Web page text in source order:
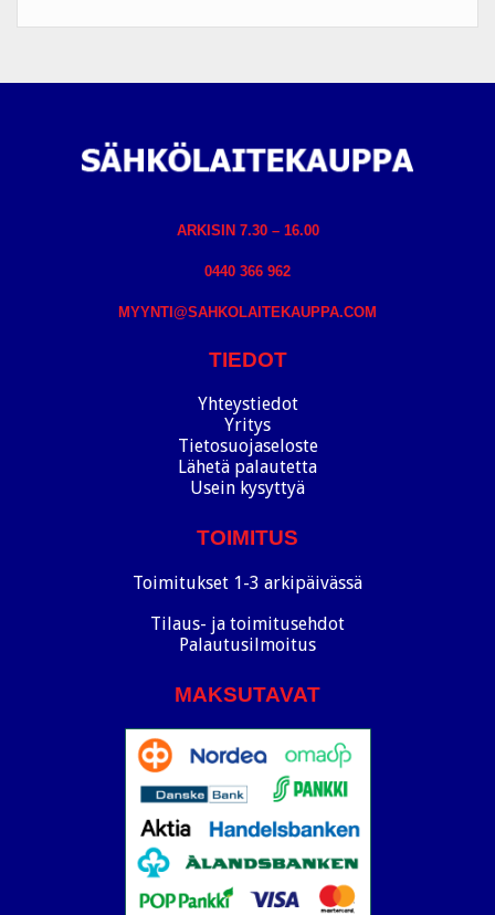
ARKISIN 7.30 – 16.00
0440 366 962
MYYNTI@SAHKOLAITEKAUPPA.COM
TIEDOT
Yhteystiedot
Yritys
Tietosuojaseloste
Lähetä palautetta
Usein kysyttyä
TOIMITUS
Toimitukset 1-3 arkipäivässä
Tilaus- ja toimitusehdot
Palautusilmoitus
MAKSUTAVAT